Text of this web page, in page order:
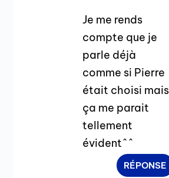
Je me rends
compte que je
parle déjà
comme si Pierre
était choisi mais
ça me parait
tellement
évident^^
RÉPONSE